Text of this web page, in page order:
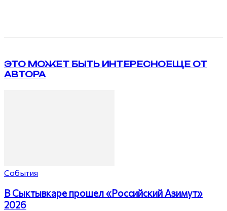
ЭТО МОЖЕТ БЫТЬ ИНТЕРЕСНОЕЩЕ ОТ
АВТОРА
События
В Сыктывкаре прошел «Российский Азимут»
2026